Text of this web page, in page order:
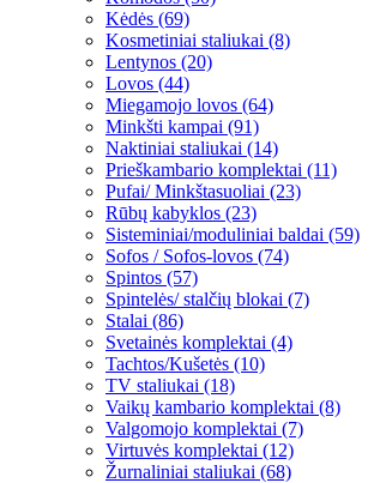
Kėdės (69)
Kosmetiniai staliukai (8)
Lentynos (20)
Lovos (44)
Miegamojo lovos (64)
Minkšti kampai (91)
Naktiniai staliukai (14)
Prieškambario komplektai (11)
Pufai/ Minkštasuoliai (23)
Rūbų kabyklos (23)
Sisteminiai/moduliniai baldai (59)
Sofos / Sofos-lovos (74)
Spintos (57)
Spintelės/ stalčių blokai (7)
Stalai (86)
Svetainės komplektai (4)
Tachtos/Kušetės (10)
TV staliukai (18)
Vaikų kambario komplektai (8)
Valgomojo komplektai (7)
Virtuvės komplektai (12)
Žurnaliniai staliukai (68)